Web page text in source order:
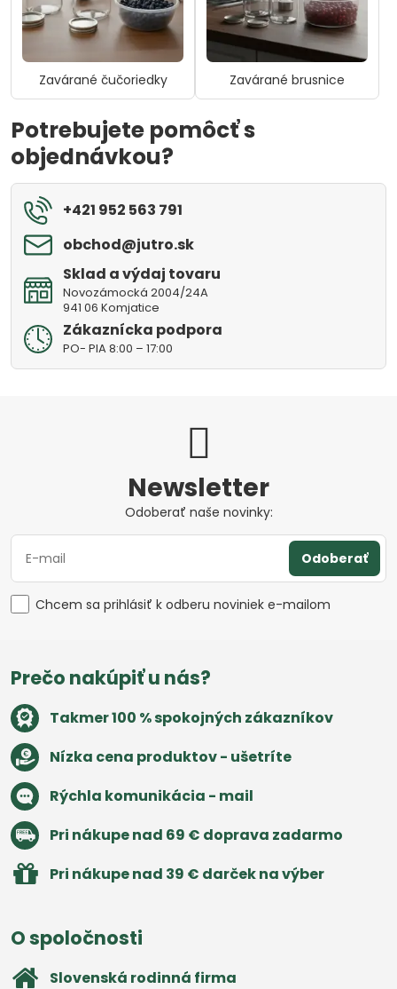
Zavárané čučoriedky Zavárané brusnice
Potrebujete pomôcť s
objednávkou?
+421 952 563 791
obchod​@jutro​.sk
Sklad a výdaj tovaru
Novozámocká 2004/24A
941 06 Komjatice
Zákaznícka podpora
PO- PIA 8:00 – 17:00
Newsletter
Odoberať naše novinky:
Odoberať
Chcem sa prihlásiť k odberu noviniek e-mailom
Prečo nakúpiť u nás?
Takmer 100 % spokojných zákazníkov
Nízka cena produktov - ušetríte
Rýchla komunikácia - mail
Pri nákupe nad 69 € doprava zadarmo
Pri nákupe nad 39 € darček na výber
O spoločnosti
Slovenská rodinná firma